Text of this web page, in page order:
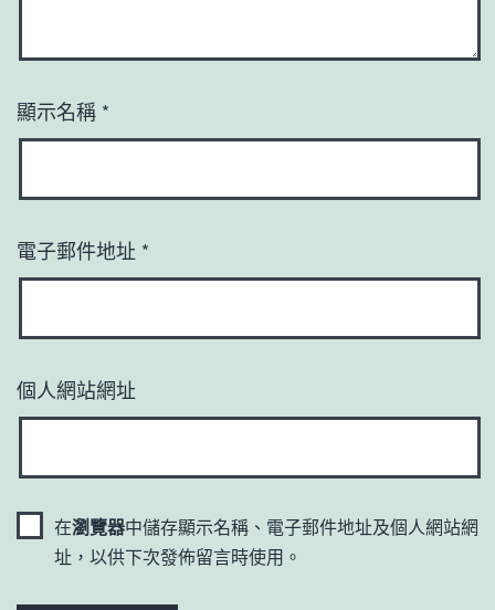
顯示名稱 *
電子郵件地址 *
個人網站網址
在瀏覽器中儲存顯示名稱、電子郵件地址及個人網站網
址，以供下次發佈留言時使用。